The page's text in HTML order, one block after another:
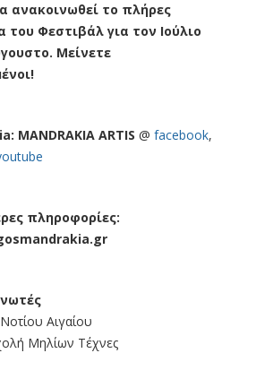
ανακοινωθεί το πλήρες
του Φεστιβάλ για τον Ιούλιο
Μείνετε
MANDRAKIA ARTIS @ facebook,
πληροφορίες:
Αιγαίου
Μηλίων Τέχνες